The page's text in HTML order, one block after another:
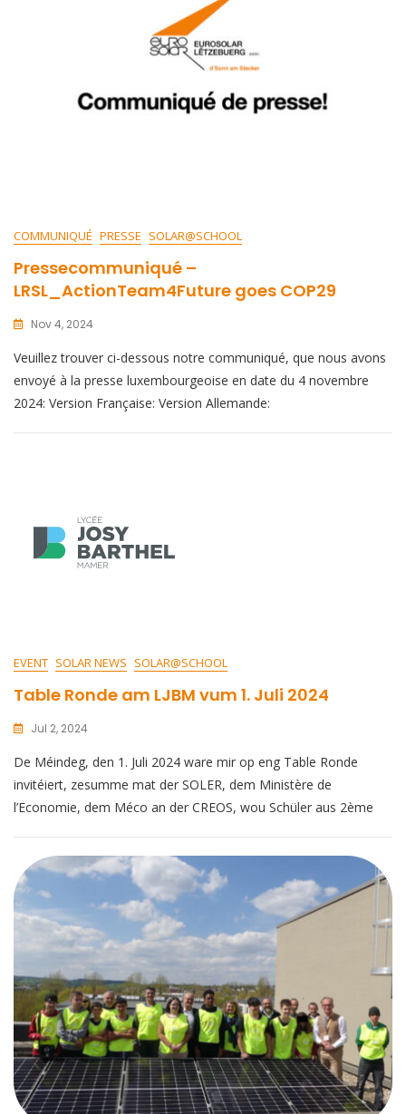
COMMUNIQUÉ PRESSE SOLAR@SCHOOL
Pressecommuniqué –
LRSL_ActionTeam4Future goes COP29
Nov 4, 2024
Veuillez trouver ci-dessous notre communiqué, que nous avons
envoyé à la presse luxembourgeoise en date du 4 novembre
2024: Version Française: Version Allemande:
EVENT SOLAR NEWS SOLAR@SCHOOL
Table Ronde am LJBM vum 1. Juli 2024
Jul 2, 2024
De Méindeg, den 1. Juli 2024 ware mir op eng Table Ronde
invitéiert, zesumme mat der SOLER, dem Ministère de
l’Economie, dem Méco an der CREOS, wou Schüler aus 2ème